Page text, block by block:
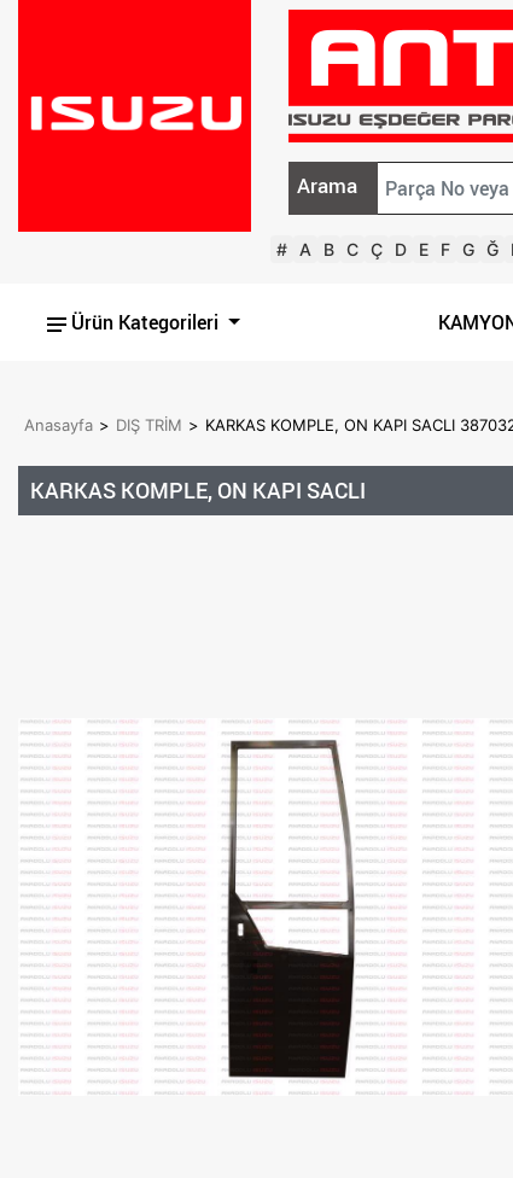
Arama
# A B C Ç D E F G Ğ
Ürün Kategorileri
Anasayfa > DIŞ TRİM > KARKAS KOMPLE, ON KAPI SACLI
KARKAS KOMPLE, ON KAPI SACLI